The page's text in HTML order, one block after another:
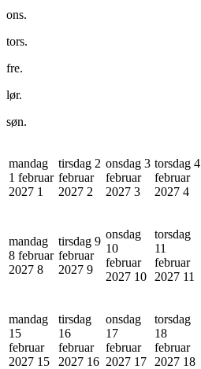
ons.
tors.
fre.
lør.
søn.
mandag
1 februar
2027 1
tirsdag 2
februar
2027 2
onsdag 3
februar
2027 3
torsdag 4
februar
2027 4
mandag
8 februar
2027 8
tirsdag 9
februar
2027 9
onsdag
10
februar
2027 10
torsdag
11
februar
2027 11
mandag
15
februar
2027 15
tirsdag
16
februar
2027 16
onsdag
17
februar
2027 17
torsdag
18
februar
2027 18